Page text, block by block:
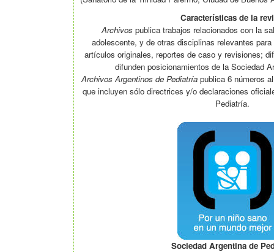
Características de la
Archivos publica trabajos relacionados con la
adolescente, y de otras disciplinas relevantes
artículos originales, reportes de caso y revisiones;
difunden posicionamientos de la Sociedad
Archivos Argentinos de Pediatríapublica 6 números
que incluyen sólo directrices y/o declaraciones
Pediatría.
Sociedad Argentina de